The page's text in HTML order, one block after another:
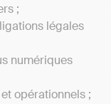
;
légales
numériques
opérationnels ;